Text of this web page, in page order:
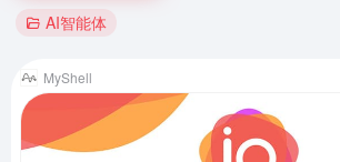
AI智能体
MyShell